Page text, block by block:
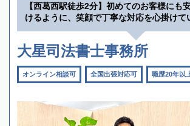
【西葛西駅徒歩2分】初めてのお客様にも
けるように、笑顔で丁寧な対応を心掛けて
大星司法書士事務所
オンライン相談可 全国出張対応可 職歴20年以